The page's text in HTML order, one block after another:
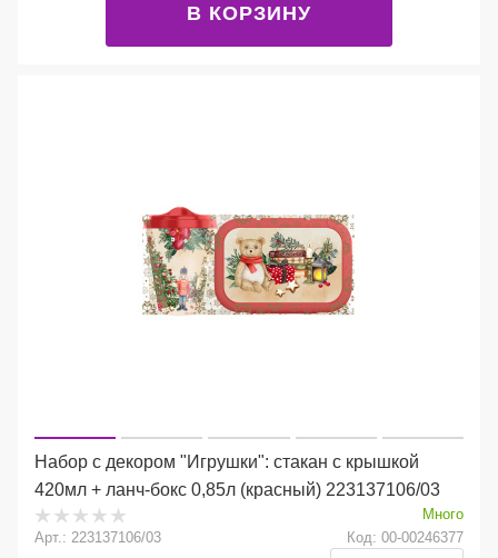
В КОРЗИНУ
Набор с декором "Игрушки": стакан с крышкой
420мл + ланч-бокс 0,85л (красный) 223137106/03
Много
Арт.: 223137106/03
Код: 00-00246377